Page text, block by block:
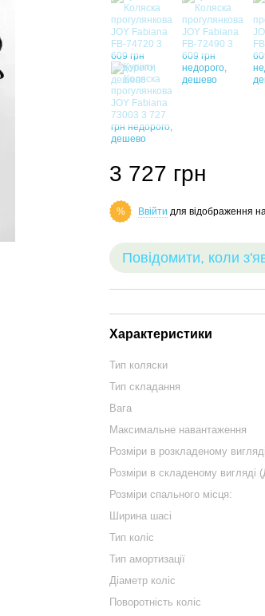
3 727 грн
% Ввійти для відображення
Повідомити, коли
Характеристики
Тип коляски
Тип складання
Вага
Максимальне навантаження
Розміри в розкладеному
Розміри в складеному
Розміри спального місця:
Ширина шасі
Тип коліс
Тип амортизації
Діаметр коліс
Поворотність коліс